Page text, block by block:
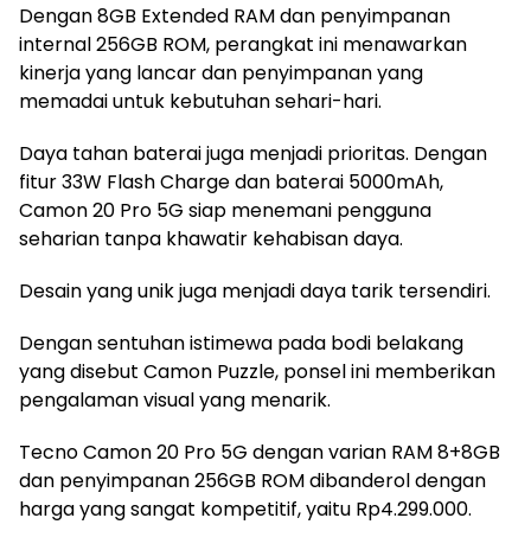
Dengan 8GB Extended RAM dan penyimpanan
internal 256GB ROM, perangkat ini menawarkan
kinerja yang lancar dan penyimpanan yang
memadai untuk kebutuhan sehari-hari.
Daya tahan baterai juga menjadi prioritas. Dengan
fitur 33W Flash Charge dan baterai 5000mAh,
Camon 20 Pro 5G siap menemani pengguna
seharian tanpa khawatir kehabisan daya.
Desain yang unik juga menjadi daya tarik tersendiri.
Dengan sentuhan istimewa pada bodi belakang
yang disebut Camon Puzzle, ponsel ini memberikan
pengalaman visual yang menarik.
Tecno Camon 20 Pro 5G dengan varian RAM 8+8GB
dan penyimpanan 256GB ROM dibanderol dengan
harga yang sangat kompetitif, yaitu Rp4.299.000.